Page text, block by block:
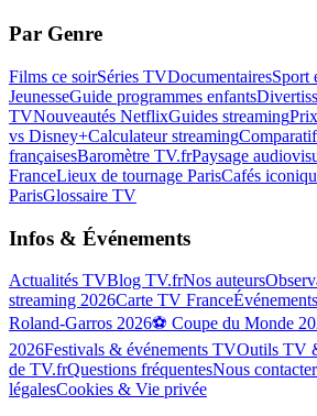
Par Genre
Films ce soirSéries TVDocumentairesSport
JeunesseGuide programmes enfants
TVNouveautés NetflixGuides streaming
vs Disney+Calculateur streaming
françaisesBaromètre TV.frPaysage
FranceLieux de tournage ParisCafés
ParisGlossaire TV
Infos & Événements
Actualités TVBlog TV.frNos auteurs
streaming 2026Carte TV France
Roland-Garros 2026⚽ Coupe du Monde
2026Festivals & événements TVOutils TV
de TV.frQuestions fréquentesNous contacter
légalesCookies & Vie privée